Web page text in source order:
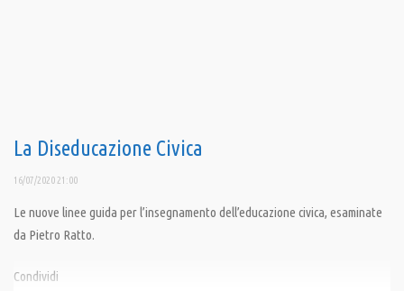
La Diseducazione Civica
16/07/2020 21:00
Le nuove linee guida per l’insegnamento dell’educazione civica, esaminate
da Pietro Ratto.
Condividi